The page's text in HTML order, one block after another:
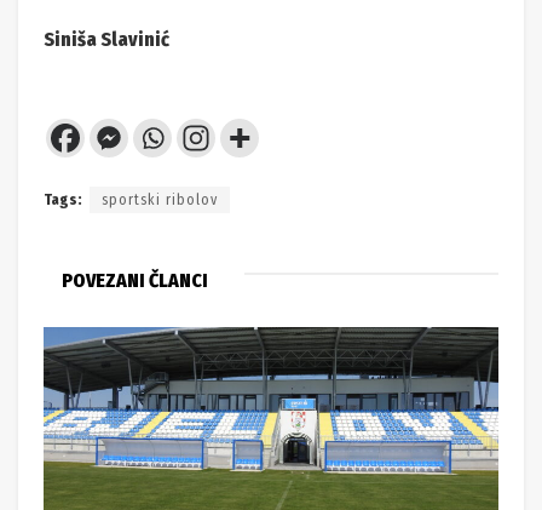
Siniša Slavinić
Tags: sportski ribolov
POVEZANI ČLANCI